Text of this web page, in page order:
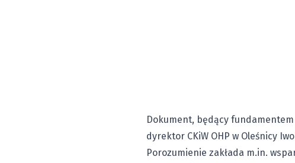
Dokument, będący
dyrektor CKiW OHP w Oleśnicy
Porozumienie zakłada m.in.